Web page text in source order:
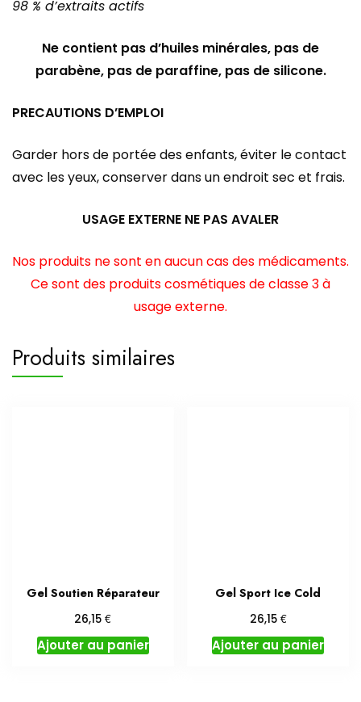
98 % d’extraits actifs
Ne contient pas d’huiles minérales, pas de
parabène, pas de paraffine, pas de silicone.
PRECAUTIONS D’EMPLOI
Garder hors de portée des enfants, éviter le contact
avec les yeux, conserver dans un endroit sec et frais.
USAGE EXTERNE NE PAS AVALER
Nos produits ne sont en aucun cas des médicaments.
Ce sont des produits cosmétiques de classe 3 à
usage externe.
Produits similaires
Gel Soutien Réparateur
26,15€
Ajouter au panier
Gel Sport Ice Cold
26,15 €
Ajouter au panier